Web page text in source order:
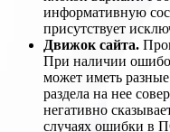
информативную
присутствует
Движок сайта.
При наличии
может иметь
раздела на нее
негативно
случаях ошибки в